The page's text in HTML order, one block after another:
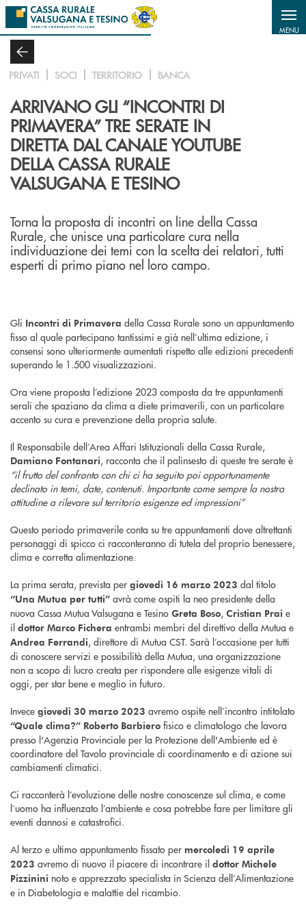
Salta al contenuto principale
MENU
PRIVATI SOCI TERRITORIO BANCA
ARRIVANO GLI “INCONTRI DI
PRIMAVERA” TRE SERATE IN
DIRETTA DAL CANALE YOUTUBE
DELLA CASSA RURALE
VALSUGANA E TESINO
Torna la proposta di incontri on line della Cassa
Rurale, che unisce una particolare cura nella
individuazione dei temi con la scelta dei relatori, tutti
esperti di primo piano nel loro campo.
Gli Incontri di Primavera della Cassa Rurale sono un appuntamento
fisso al quale partecipano tantissimi e già nell’ultima edizione, i
consensi sono ulteriormente aumentati rispetto alle edizioni precedenti
superando le 1.500 visualizzazioni.
Ora viene proposta l’edizione 2023 composta da tre appuntamenti
serali che spaziano da clima a diete primaverili, con un particolare
accento su cura e prevenzione della propria salute.
Il Responsabile dell’Area Affari Istituzionali della Cassa Rurale,
Damiano Fontanari, racconta che il palinsesto di queste tre serate è
“il frutto del confronto con chi ci ha seguito poi opportunamente
declinato in temi, date, contenuti. Importante come sempre la nostra
attitudine a rilevare sul territorio esigenze ed impressioni”
Questo periodo primaverile conta su tre appuntamenti dove altrettanti
personaggi di spicco ci racconteranno di tutela del proprio benessere,
clima e corretta alimentazione.
La prima serata, prevista per giovedì 16 marzo 2023 dal titolo
“Una Mutua per tutti” avrà come ospiti la neo presidente della
nuova Cassa Mutua Valsugana e Tesino Greta Boso, Cristian Prai e
il dottor Marco Fichera entrambi membri del direttivo della Mutua e
Andrea Ferrandi, direttore di Mutua CST. Sarà l’occasione per tutti
di conoscere servizi e possibilità della Mutua, una organizzazione
non a scopo di lucro creata per rispondere alle esigenze vitali di
oggi, per star bene e meglio in futuro.
Invece giovedì 30 marzo 2023 avremo ospite nell’incontro intitolato
“Quale clima?” Roberto Barbiero fisico e climatologo che lavora
presso l'Agenzia Provinciale per la Protezione dell'Ambiente ed è
coordinatore del Tavolo provinciale di coordinamento e di azione sui
cambiamenti climatici.
Ci racconterà l’evoluzione delle nostre conoscenze sul clima, e come
l’uomo ha influenzato l’ambiente e cosa potrebbe fare per limitare gli
eventi dannosi e catastrofici.
Al terzo e ultimo appuntamento fissato per mercoledì 19 aprile
2023 avremo di nuovo il piacere di incontrare il dottor Michele
Pizzinini noto e apprezzato specialista in Scienza dell’Alimentazione
e in Diabetologia e malattie del ricambio.